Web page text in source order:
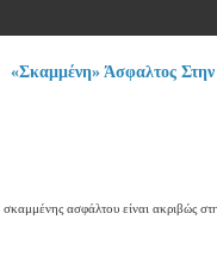
«Σκαμμένη» Άσφαλτος Στην
ασφάλτου είναι ακριβώς